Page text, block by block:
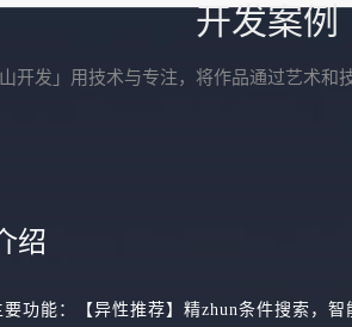
开发案例
开发」用技术与专注，将作品通过艺术和
绍
功能：【异性推荐】精zhun条件搜索，